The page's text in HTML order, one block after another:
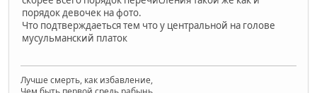
порядок девочек на фото.
Что подтверждаеться тем что у центральной на голове
мусульманский платок
Лучше смерть, как избавление,